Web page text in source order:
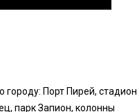
городу: Порт Пирей, стадион
парк Запион, колонны